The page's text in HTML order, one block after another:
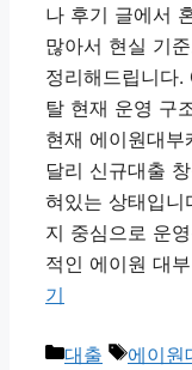
나 후기 글에서
많아서 현실 기
정리해드립니다.
탈 현재 운영 구
현재 에이원대
달리 신규대출
혀있는 상태입
지 중심으로 운
적인 에이원 대
기
카
대출
태
에이원